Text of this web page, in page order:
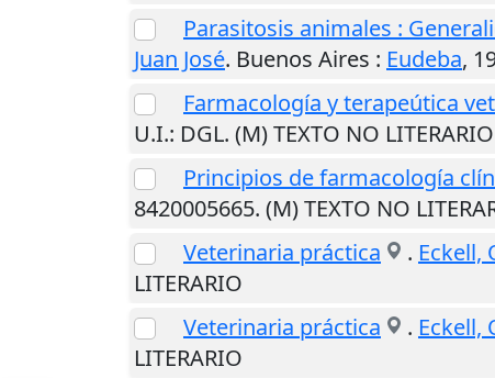
Parasitosis animales :
Juan José. Buenos Aires : Eudeba,
Farmacología y terapeútica
U.I.: DGL. (M) TEXTO NO LITERARIO
Principios de farmacología
8420005665. (M) TEXTO NO
Veterinaria práctica
. Eckell,
LITERARIO
Veterinaria práctica
. Eckell,
LITERARIO